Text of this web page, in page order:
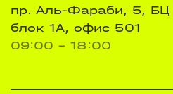
пр. Аль-Фараби, 5, БЦ
блок 1А, офис 501
09:00 - 18:00